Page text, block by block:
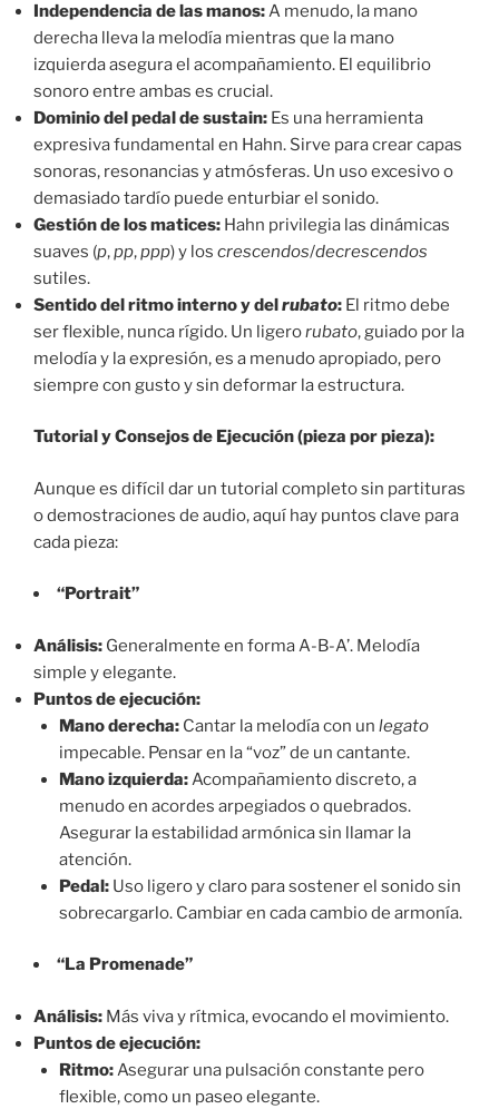
Independencia de las manos:A menudo, la mano
derecha lleva la melodía mientras que la mano
izquierda asegura el acompañamiento. El equilibrio
sonoro entre ambas es crucial.
Dominio del pedal de sustain: Es una herramienta
expresiva fundamental en Hahn. Sirve para crear capas
sonoras, resonancias y atmósferas. Un uso excesivo o
demasiado tardío puede enturbiar el sonido.
Gestión de los matices: Hahn privilegia las dinámicas
suaves (p,pp,ppp) y los crescendos/decrescendos
sutiles.
Sentido del ritmo interno y delrubato: El ritmo debe
ser flexible, nunca rígido. Un ligerorubato, guiado por la
melodía y la expresión, es a menudo apropiado, pero
siempre con gusto y sin deformar la estructura.
Tutorial y Consejos de Ejecución (pieza por pieza):
Aunque es difícil dar un tutorial completo sin partituras
o demostraciones de audio, aquí hay puntos clave para
cada pieza:
“Portrait”
Análisis: Generalmente en forma A-B-A’. Melodía
simple y elegante.
Puntos de ejecución:
Mano derecha:Cantar la melodía con un legato
impecable. Pensar en la “voz” de un cantante.
Mano izquierda:Acompañamiento discreto, a
menudo en acordes arpegiados o quebrados.
Asegurar la estabilidad armónica sin llamar la
atención.
Pedal:Uso ligero y claro para sostener el sonido sin
sobrecargarlo. Cambiar en cada cambio de armonía.
“La Promenade”
Análisis: Más viva y rítmica, evocando el movimiento.
Puntos de ejecución:
Ritmo:Asegurar una pulsación constante pero
flexible, como un paseo elegante.